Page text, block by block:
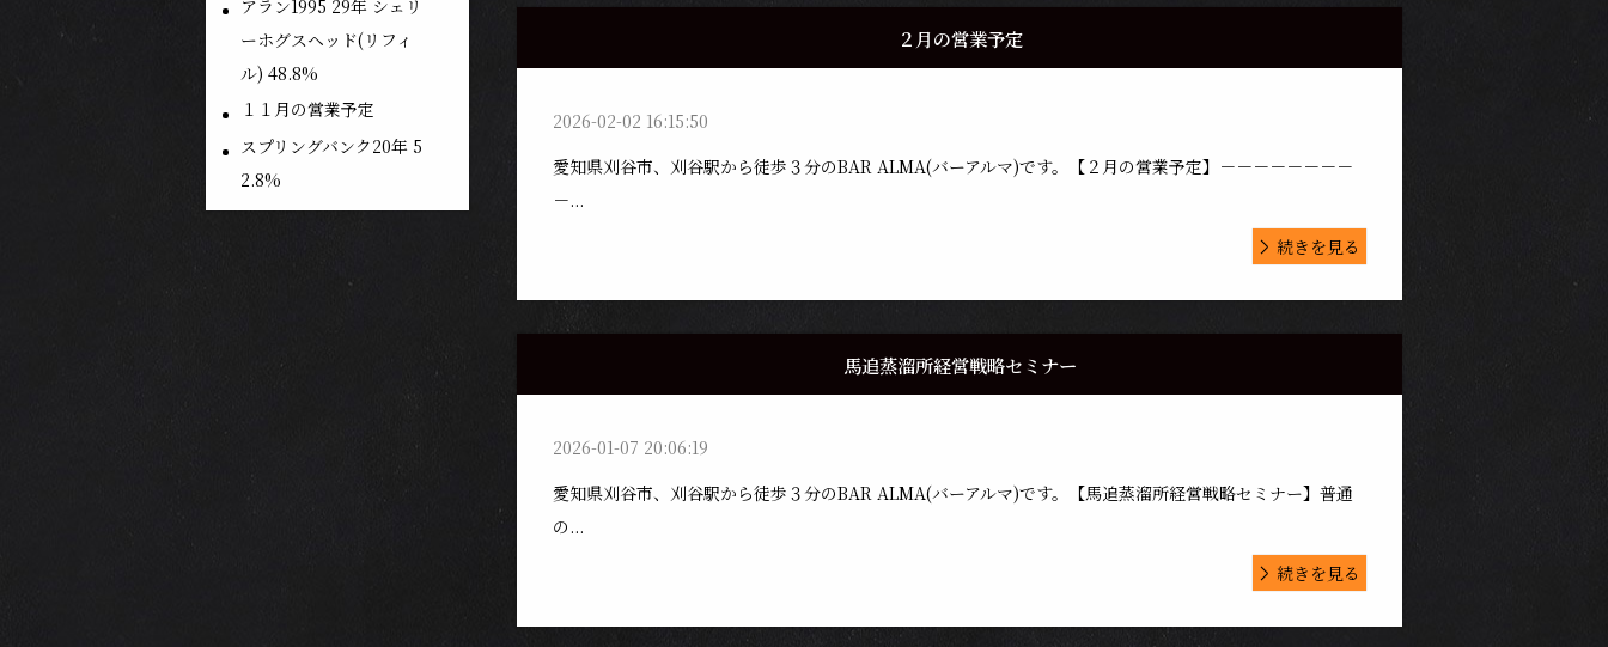
アラン1995 29年 シェリ
ーホグスヘッド(リフィ
ル) 48.8%
１１月の営業予定
スプリングバンク20年 5
2.8%
２月の営業予定
2026-02-02 16:15:50
愛知県刈谷市、刈谷駅から徒歩３分のBAR ALMA(バーアルマ)です。【２月の営業予定】－－－－－－－－
－...
続きを見る
馬追蒸溜所経営戦略セミナー
2026-01-07 20:06:19
愛知県刈谷市、刈谷駅から徒歩３分のBAR ALMA(バーアルマ)です。【馬追蒸溜所経営戦略セミナー】普通
の...
続きを見る